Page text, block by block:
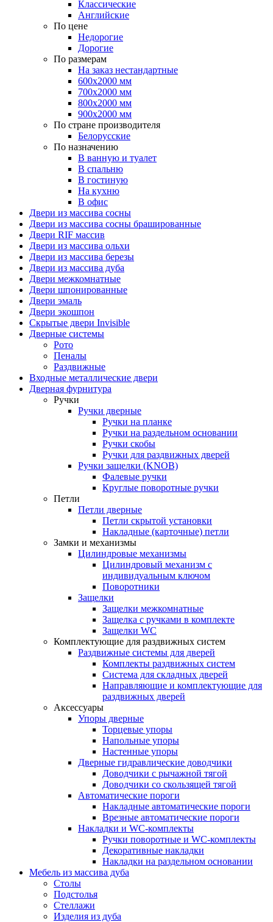
Классические
Английские
По цене
Недорогие
Дорогие
По размерам
На заказ нестандартные
600х2000 мм
700х2000 мм
800х2000 мм
900х2000 мм
По стране производителя
Белорусские
По назначению
В ванную и туалет
В спальню
В гостиную
На кухню
В офис
Двери из массива сосны
Двери из массива сосны брашированные
Двери RIF массив
Двери из массива ольхи
Двери из массива березы
Двери из массива дуба
Двери межкомнатные
Двери шпонированные
Двери эмаль
Двери экошпон
Скрытые двери Invisible
Дверные системы
Рото
Пеналы
Раздвижные
Входные металлические двери
Дверная фурнитура
Ручки
Ручки дверные
Ручки на планке
Ручки на раздельном основании
Ручки скобы
Ручки для раздвижных дверей
Ручки защелки (KNOB)
Фалевые ручки
Круглые поворотные ручки
Петли
Петли дверные
Петли скрытой установки
Накладные (карточные) петли
Замки и механизмы
Цилиндровые механизмы
Цилиндровый механизм с
индивидуальным ключом
Поворотники
Защелки
Защелки межкомнатные
Защелка с ручками в комплекте
Защелки WC
Комплектующие для раздвижных систем
Раздвижные системы для дверей
Комплекты раздвижных систем
Система для складных дверей
Направляющие и комплектующие для
раздвижных дверей
Аксессуары
Упоры дверные
Торцевые упоры
Напольные упоры
Настенные упоры
Дверные гидравлические доводчики
Доводчики с рычажной тягой
Доводчики со скользящей тягой
Автоматические пороги
Накладные автоматические пороги
Врезные автоматические пороги
Накладки и WC-комплекты
Ручки поворотные и WC-комплекты
Декоративные накладки
Накладки на раздельном основании
Мебель из массива дуба
Столы
Подстолья
Стеллажи
Изделия из дуба